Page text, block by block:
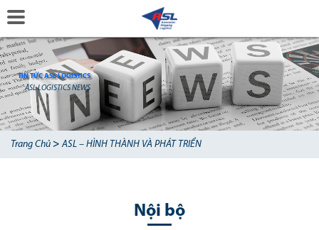
TIN TỨC ASL LOGISTICS
ASL LOGISTICS NEWS
Trang Chủ >ASL – HÌNH THÀNH VÀ PHÁT TRIỂN
Nội bộ